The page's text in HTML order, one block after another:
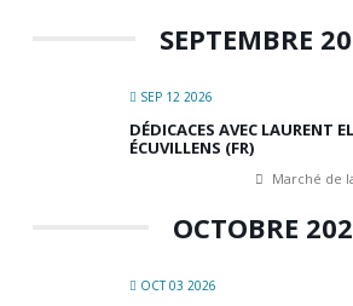
SEPTEMBRE
SEP 12 2026
DÉDICACES AVEC LAURENT
ÉCUVILLENS (FR)
Marché de
OCTOBRE
OCT 03 2026